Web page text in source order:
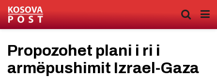
Propozohet plani i ri i
armëpushimit Izrael-Gaza